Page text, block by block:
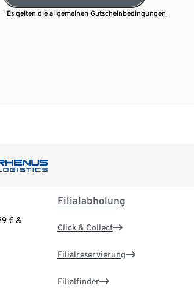
¹ Es gelten dieallgemeinen Gutscheinbedingungen
€ &
Filialabholung
Click & Collect
Filialreservierung
Filialfinder